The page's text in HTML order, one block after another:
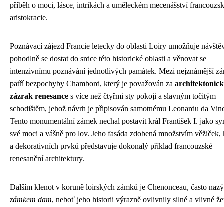
příběh o moci, lásce, intrikách a uměleckém mecenášství
aristokracie.
Poznávací zájezd Francie letecky do oblasti Loiry umožňuje
pohodlně se dostat do srdce této historické oblasti a věnovat se
intenzivnímu poznávání jednotlivých památek. Mezi nejznámější
patří bezpochyby Chambord, který je považován za
zázrak renesance s více než čtyřmi sty pokoji a slavným točitým
schodištěm, jehož návrh je připisován samotnému Leonardu da
Tento monumentální zámek nechal postavit král František I. jako
své moci a vášně pro lov. Jeho fasáda zdobená množstvím
a dekorativních prvků představuje dokonalý příklad francouzské
renesanční architektury.
Dalším klenot v koruně loirských zámků je Chenonceau, často
zámkem dam, neboť jeho historii výrazně ovlivnily silné a vlivné